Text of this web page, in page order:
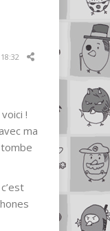
!
ma